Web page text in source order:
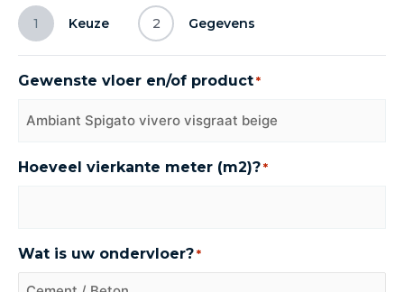
1 Keuze 2 Gegevens
Gewenste vloer en/of product *
Hoeveel vierkante meter (m2)? *
Wat is uw ondervloer? *